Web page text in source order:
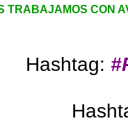
TRABAJAMOS CON
Hashtag: